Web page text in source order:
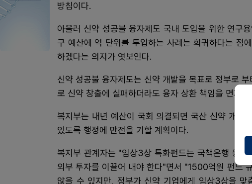
방침이다.
아울러 신약 성공불 융자제도 국내 도입을 위한 연구
구 예산에 억 단위를 투입하는 사례는 희귀하다는 점
하겠다는 의지가 엿보인다.
신약 성공불 융자제도는 신약 개발을 목표로 정부로
로 신약 창출에 실패하더라도 융자 상환 책임을 면제하
복지부는 내년 예산이 국회 의결되면 국산 신약 개발
있도록 행정에 만전을 기할 계획이다.
복지부 관계자는 "임상3상 특화펀드는 국책은행 등
외부 투자를 이끌어 내야 한다"면서 "1500억원 펀드
않을 수 있지만, 정부가 신약 기업에게 임상3상을 맞